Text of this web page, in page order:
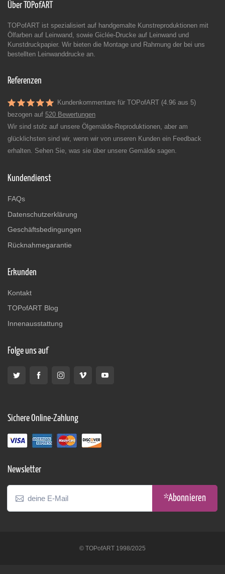
Über TOPofART
TOPofART ist spezialisiert auf handgemalte Kunstreproduktionen mit
Ölfarben auf Leinwand, sowie Giclée-Drucke auf Leinwand und
Kunstdruckpapier. Wir bieten die Montage und Rahmung der bei uns
bestellten Leinwanddrucke an.
Referenzen
Kundenkommentare für TOPofART (4.96 aus 5)
bezogen auf 520 Bewertungen
Wir sind stolz auf unsere Ölgemälde-Reproduktionen, aber am
glücklichsten sind wir, wenn wir von unseren Kunden ein Feedback
erhalten. Sehen Sie, was sie über unsere Gemälde sagen.
Kundendienst
FAQs
Datenschutzerklärung
Geschäftsbedingungen
Rücknahmegarantie
Erkunden
Kontakt
TOPofART Blog
Innenausstattung
Folge uns auf
Sichere Online-Zahlung
Newsletter
*Abonnieren
© TOPofART 1998/2025